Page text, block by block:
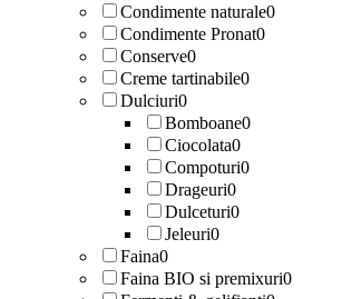
Condimente naturale0
Condimente Pronat0
Conserve0
Creme tartinabile0
Dulciuri0
Bomboane0
Ciocolata0
Compoturi0
Drageuri0
Dulceturi0
Jeleuri0
Faina0
Faina BIO si premixuri0